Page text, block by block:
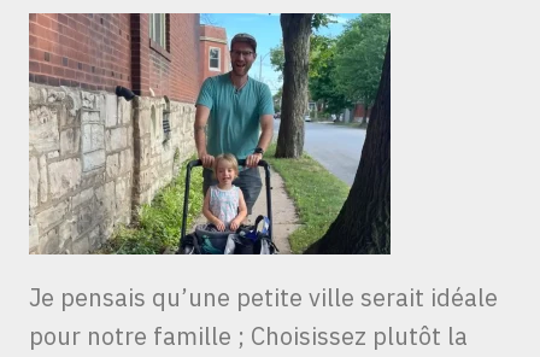
Je pensais qu’une petite ville serait idéale
pour notre famille ; Choisissez plutôt la